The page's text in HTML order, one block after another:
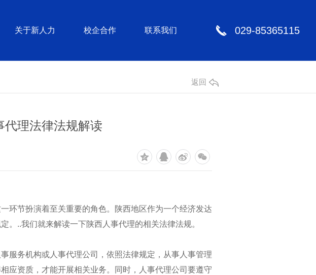
关于新人力 校企合作 联系我们 029-85365115
返回
代理法律法规解读
环节扮演着至关重要的角色。陕西地区作为一个经济发达
。..我们就来解读一下陕西人事代理的相关法律法规。
服务机构或人事代理公司，依照法律规定，从事人事管理
应资质，才能开展相关业务。同时，人事代理公司要遵守